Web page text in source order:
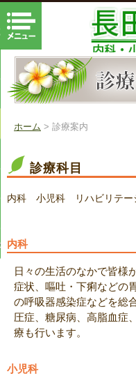
ホーム
ごあいさつ
診療案内
院内・設備
体salonココロクのページ
る
ホーム > 診療案内
診療科目
内科 小児科 リハビリテ
内科
日々の生活のなかで皆様
症状、嘔吐・下痢などの
の呼吸器感染症などを総
圧症、糖尿病、高脂血症
療も行います。
小児科